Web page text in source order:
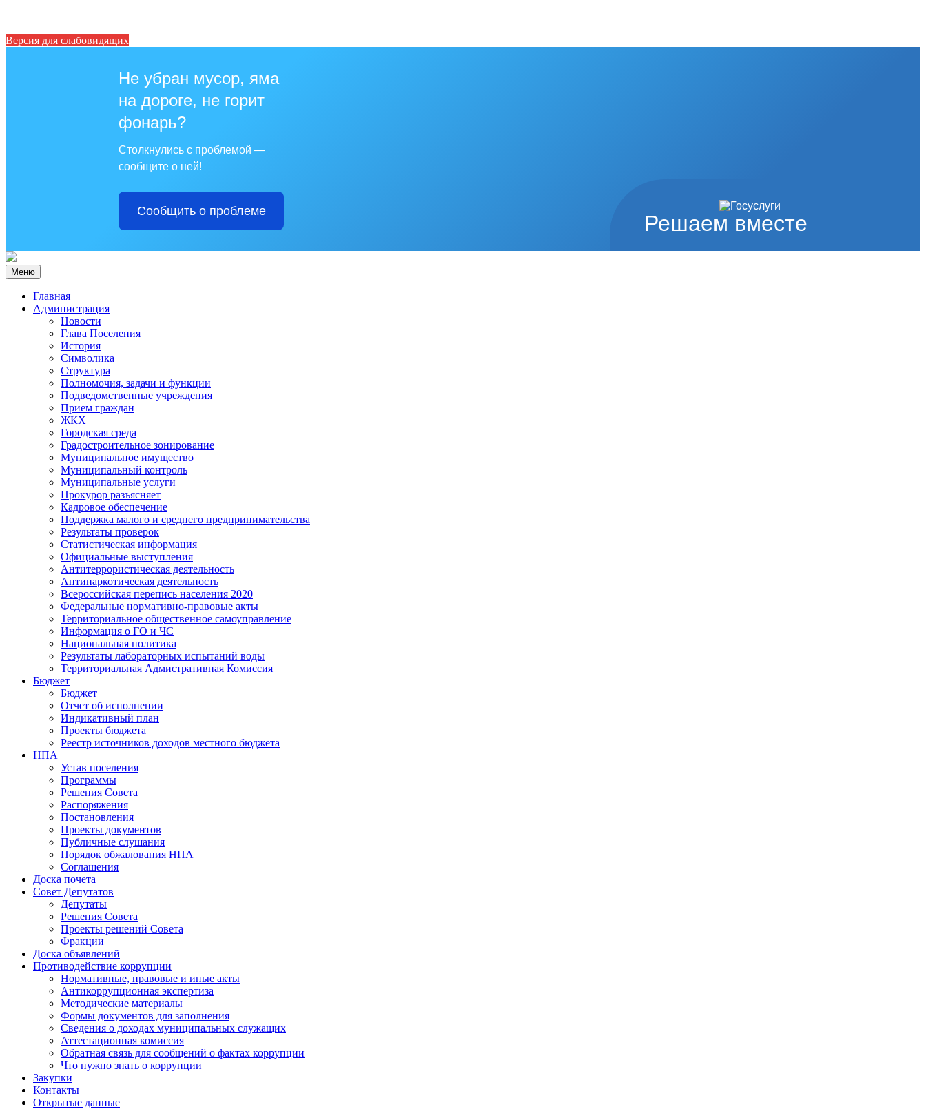
Версия для слабовидящих
Решаем вместе
Не убран мусор, яма
на дороге, не горит
фонарь?
Столкнулись с проблемой —
сообщите о ней!
Сообщить о проблеме
Меню
Главная
Администрация
Новости
Глава Поселения
История
Символика
Структура
Полномочия, задачи и функции
Подведомственные учреждения
Прием граждан
ЖКХ
Городская среда
Градостроительное зонирование
Муниципальное имущество
Муниципальный контроль
Муниципальные услуги
Прокурор разъясняет
Кадровое обеспечение
Поддержка малого и среднего предпринимательства
Результаты проверок
Статистическая информация
Официальные выступления
Антитеррористическая деятельность
Антинаркотическая деятельность
Всероссийская перепись населения 2020
Федеральные нормативно-правовые акты
Территориальное общественное самоуправление
Информация о ГО и ЧС
Национальная политика
Результаты лабораторных испытаний воды
Территориальная Адмистративная Комиссия
Бюджет
Бюджет
Отчет об исполнении
Индикативный план
Проекты бюджета
Реестр источников доходов местного бюджета
НПА
Устав поселения
Программы
Решения Совета
Распоряжения
Постановления
Проекты документов
Публичные слушания
Порядок обжалования НПА
Соглашения
Доска почета
Совет Депутатов
Депутаты
Решения Совета
Проекты решений Совета
Фракции
Доска объявлений
Противодействие коррупции
Нормативные, правовые и иные акты
Антикоррупционная экспертиза
Методические материалы
Формы документов для заполнения
Сведения о доходах муниципальных служащих
Аттестационная комиссия
Обратная связь для сообщений о фактах коррупции
Что нужно знать о коррупции
Закупки
Контакты
Открытые данные